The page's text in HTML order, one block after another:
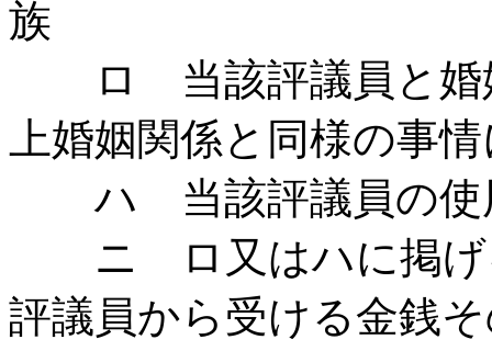
族
ロ 当該評議員と婚
上婚姻関係と同様の事
ハ 当該評議員の使
ニ ロ又はハに掲げ
評議員から受ける金銭